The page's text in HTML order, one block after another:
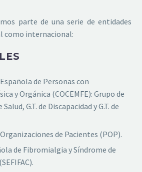
parte de una serie de entidades
como internacional:
de Personas con
y Orgánica (COCEMFE): Grupo de
G.T. de Discapacidad y G.T. de
de Pacientes (POP).
de Fibromialgia y Síndrome de